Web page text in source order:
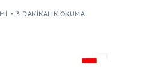
3 DAKIKALIK OKUMA